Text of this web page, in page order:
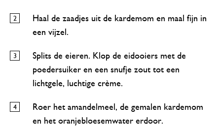
Haal de zaadjes uit de kardemom en maal fijn in
een vijzel.
Splits de eieren. Klop de eidooiers met de
poedersuiker en een snufje zout tot een
lichtgele, luchtige crème.
Roer het amandelmeel, de gemalen kardemom
en het oranjebloesemwater erdoor.